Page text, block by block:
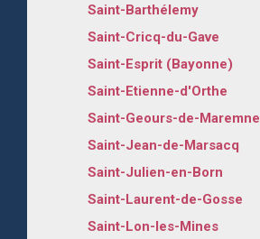
Saint-Barthélemy
Saint-Cricq-du-Gave
Saint-Esprit (Bayonne)
Saint-Etienne-d'Orthe
Saint-Geours-de-Maremne
Saint-Jean-de-Marsacq
Saint-Julien-en-Born
Saint-Laurent-de-Gosse
Saint-Lon-les-Mines